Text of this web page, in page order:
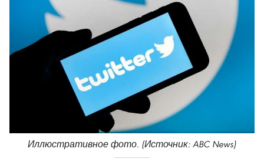
Иллюстративное фото. (Источник: ABC News)